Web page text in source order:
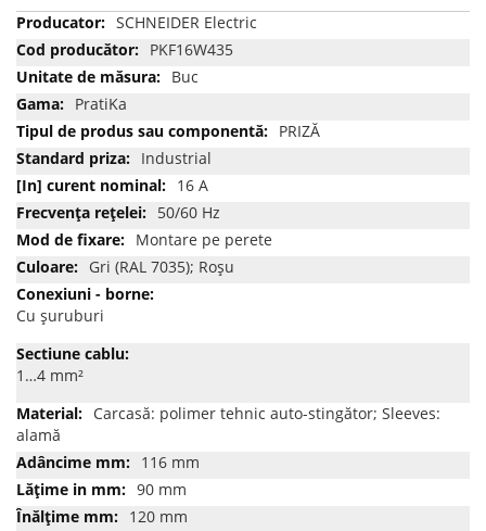
Mai
multe
informatii
SCHNEIDER Electric
PKF16W435
Buc
PratiKa
PRIZĂ
Industrial
16 A
50/60 Hz
Montare pe perete
Gri (RAL 7035); Roșu
Cu șuruburi
1…4 mm²
Carcasă: polimer tehnic auto-stingător; Sleeves:
alamă
116 mm
90 mm
120 mm